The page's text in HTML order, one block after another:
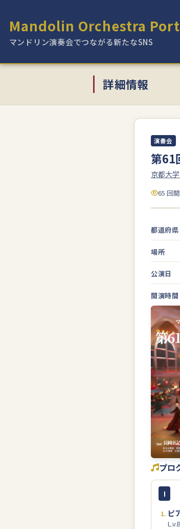
Mandolin Orchestra
マンドリン演奏会でつながる新たなSNS
詳細情報
演奏会
第61
京都大
65 回
都道府県
場所
公演日
開演時間
プロ
I
ピ